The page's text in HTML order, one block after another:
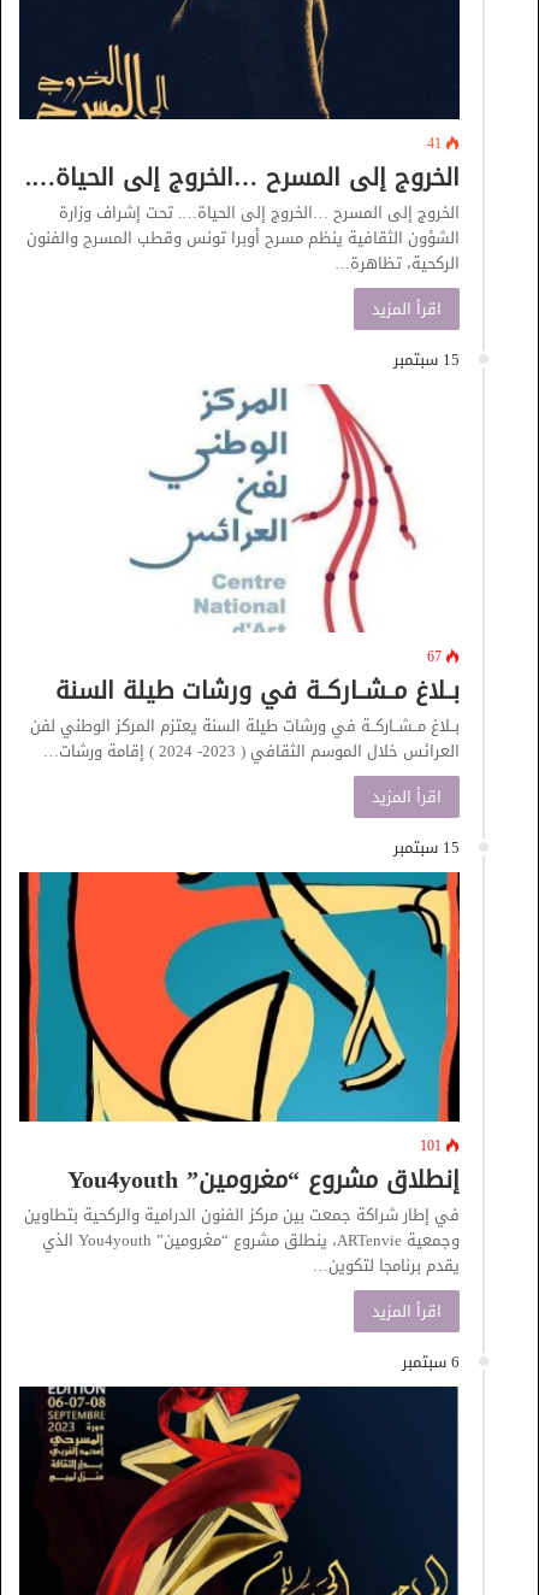
41
الخروج إلى المسرح …الخروج إلى الحياة….
الخروج إلى المسرح …الخروج إلى الحياة…. تحت إشراف وزارة
الشؤون الثقافية ينظم مسرح أوبرا تونس وقطب المسرح والفنون
الركحية، تظاهرة…
اقرأ المزيد
15 سبتمبر
67
بــلاغ مــشــاركــة في ورشات طيلة السنة
بــلاغ مــشــاركــة في ورشات طيلة السنة يعتزم المركز الوطني لفن
العرائس خلال الموسم الثقافي ( 2023- 2024 ) إقامة ورشات…
اقرأ المزيد
15 سبتمبر
101
إنطلاق مشروع “مغرومين” You4youth
في إطار شراكة جمعت بين مركز الفنون الدرامية والركحية بتطاوين
وجمعية ARTenvie، ينطلق مشروع “مغرومين” You4youth الذي
يقدم برنامجا لتكوين…
اقرأ المزيد
6 سبتمبر